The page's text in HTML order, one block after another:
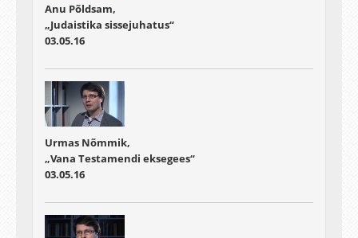
Anu Põldsam,
„Judaistika sissejuhatus“
03.05.16
Urmas Nõmmik,
„Vana Testamendi eksegees“
03.05.16